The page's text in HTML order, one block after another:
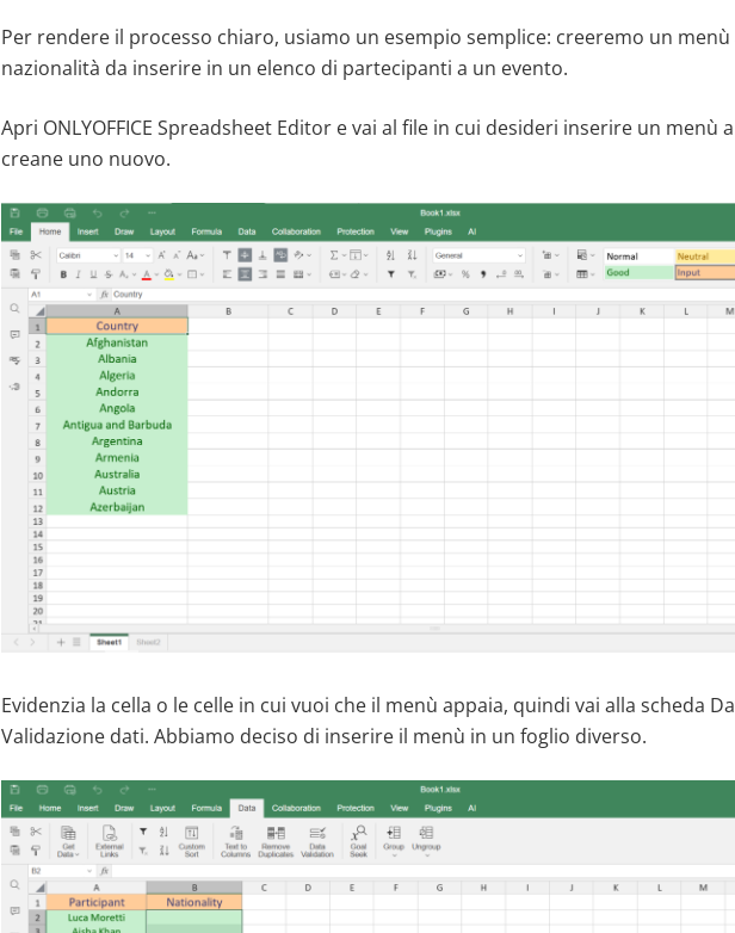
Per rendere il processo chiaro, usiamo un esempio semplice: creeremo un
nazionalità da inserire in un elenco di partecipanti a un evento.
Apri ONLYOFFICE Spreadsheet Editor e vai al file in cui desideri inserire un menù
creane uno nuovo.
Evidenzia la cella o le celle in cui vuoi che il menù appaia, quindi vai alla scheda
Validazione dati. Abbiamo deciso di inserire il menù in un foglio diverso.